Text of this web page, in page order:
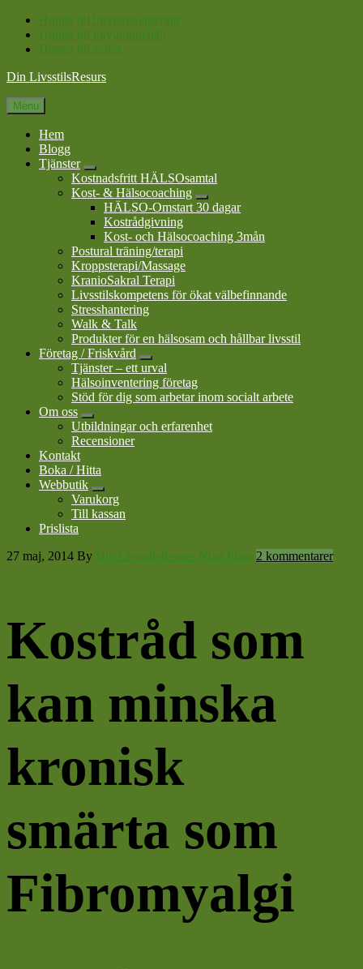
Hoppa till huvudnavigering
Hoppa till huvudinnehåll
Hoppa till sidfot
Din LivsstilsResurs
Menu
Hem
Blogg
Tjänster
Submenu
Kostnadsfritt HÄLSOsamtal
Kost- & Hälsocoaching
Submenu
HÄLSO-Omstart 30 dagar
Kostrådgivning
Kost- och Hälsocoaching 3mån
Postural träning/terapi
Kroppsterapi/Massage
KranioSakral Terapi
Livsstilskompetens för ökat välbefinnande
Stresshantering
Walk & Talk
Produkter för en hälsosam och hållbar livsstil
Företag / Friskvård
Submenu
Tjänster – ett urval
Hälsoinventering företag
Stöd för dig som arbetar inom socialt arbete
Om oss
Submenu
Utbildningar och erfarenhet
Recensioner
Kontakt
Boka / Hitta
Webbutik
Submenu
Varukorg
Till kassan
Prislista
27 maj, 2014 By Din LivsstilsResurs Nina Plato 2 kommentarer
Kostråd som
kan minska
kronisk
smärta som
Fibromyalgi